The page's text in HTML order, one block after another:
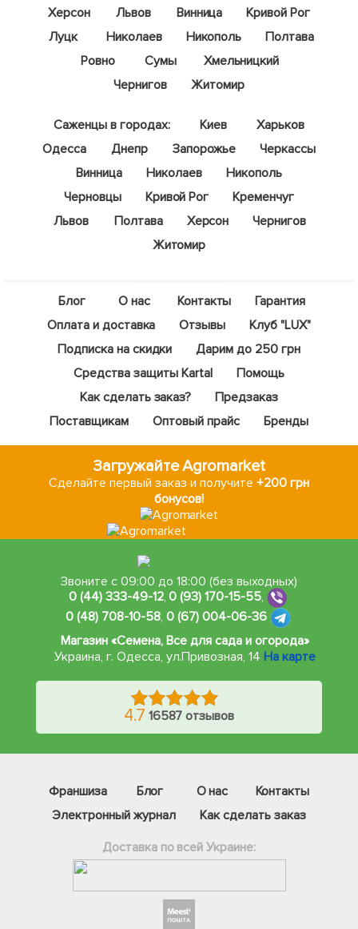
Херсон
Львов Винница
Кривой Рог
Луцк
Николаев Никополь
Полтава
Ровно
Сумы
Хмельницкий
Чернигов
Житомир
Саженцы в городах: Киев
Харьков
Одесса
Днепр Запорожье
Черкассы
Винница
Николаев
Никополь
Черновцы
Кривой Рог
Кременчуг
Львов
Полтава Херсон
Чернигов
Житомир
Блог О нас Контакты
Гарантия
Оплата и доставка
Отзывы
Клуб "LUX"
Подписка на скидки
Дарим до 250 грн
Средства защиты Kartal
Помощь
Как сделать заказ?
Предзаказ
Поставщикам
Оптовый прайс Бренды
Загружайте Agromarket
Сделайте первый заказ и получите +200 грн
бонусов!
Звоните с 09:00 до 18:00 (без выходных)
0 (44) 333-49-12,0 (93) 170-15-55,
0 (48) 708-10-58, 0 (67) 004-06-36
Магазин «Семена, Все для сада и огорода»
Украина, г. Одесса, ул.Привозная, 14 На карте
4.7 16587 отзывов
Франшиза Блог О нас
Контакты
Электронный журнал
Как сделать заказ
Доставка по всей Украине: